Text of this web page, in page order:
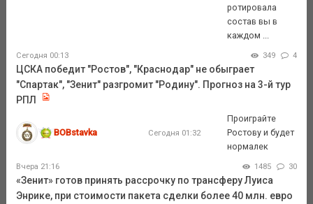
ротировала
состав вы в
каждом ...
Сегодня 00:13 349 4
ЦСКА победит "Ростов", "Краснодар" не обыграет
"Спартак", "Зенит" разгромит "Родину". Прогноз на 3-й тур
РПЛ
BOBstavka Сегодня 01:32
Проиграйте
Ростову и будет
нормалек
Вчера 21:16 1485 30
«Зенит» готов принять рассрочку по трансферу Луиса
Энрике, при стоимости пакета сделки более 40 млн. евро